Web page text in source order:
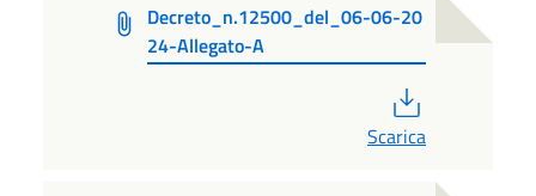
Decreto_n.12500_del_06-06-20
24-Allegato-A
Scarica